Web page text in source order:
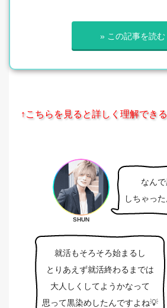
» この記事を読む
↑こちらを見ると詳しく理解できる
SHUN
なん
しちゃっ
就活もそろそろ始まるし
とりあえず就活終わるまでは
大人しくしてようかなって
思って黒染めしたんですよね💡